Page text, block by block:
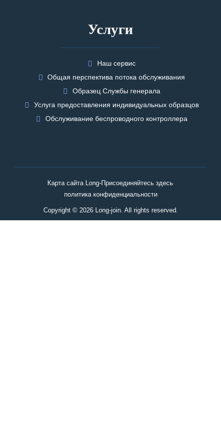
Услуги
Наш сервис
Общая перспектива потока обслуживания
Образец Службы генерала
Услуга предоставления индивидуальных образцов
Обслуживание беспроводного контроллера
Карта сайта Long-Присоединяйтесь здесь
политика конфиденциальности
Copyright © 2026 Long-join. All rights reserved.